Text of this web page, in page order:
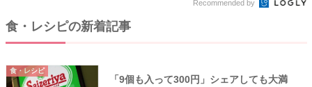
Recommended by
食・レシピの新着記事
食・レシピ
「9個も入って300円」シェアしても大満